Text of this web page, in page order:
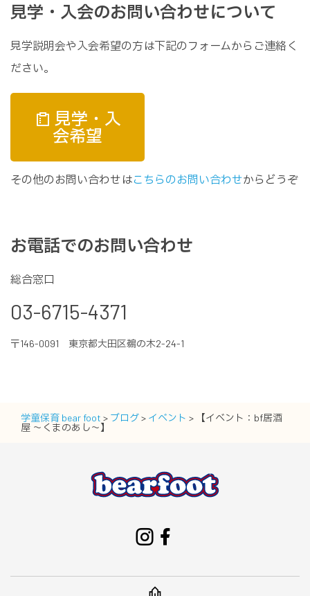
見学・入会のお問い合わせについて
見学説明会や入会希望の方は下記のフォームからご連絡く
ださい。
見学・入
会希望
その他のお問い合わせはこちらのお問い合わせからどうぞ
お電話でのお問い合わせ
総合窓口
03-6715-4371
〒146-0091 東京都大田区鵜の木2-24-1
学童保育 bear foot > ブログ> イベント >
【イベント：bf居酒
屋 ～くまのあし～】